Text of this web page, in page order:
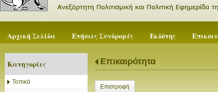
Αρχική Σελίδα Ετήσιες Συνδρομές Εκδότης
Κατηγορίες
Τοπικά
Επικαιρότητα
Επιστροφή